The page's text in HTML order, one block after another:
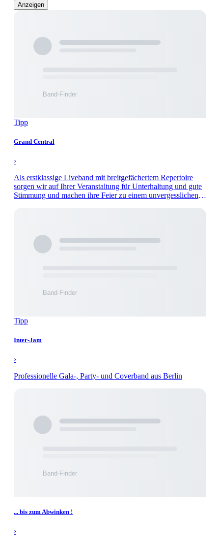
Anzeigen
Tipp
Grand Central
›
Als erstklassige Liveband mit breitgefächertem Repertoire
sorgen wir auf Ihrer Veranstaltung für Unterhaltung und gute
Stimmung und machen ihre Feier zu einem unvergesslichen
Tipp
Inter-Jam
›
Professionelle Gala-, Party- und Coverband aus Berlin
... bis zum Abwinken !
›